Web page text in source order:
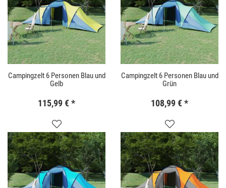
Campingzelt 6 Personen Blau und
Gelb
115,99 €*
Campingzelt 6 Personen Blau und
Grün
108,99 €*